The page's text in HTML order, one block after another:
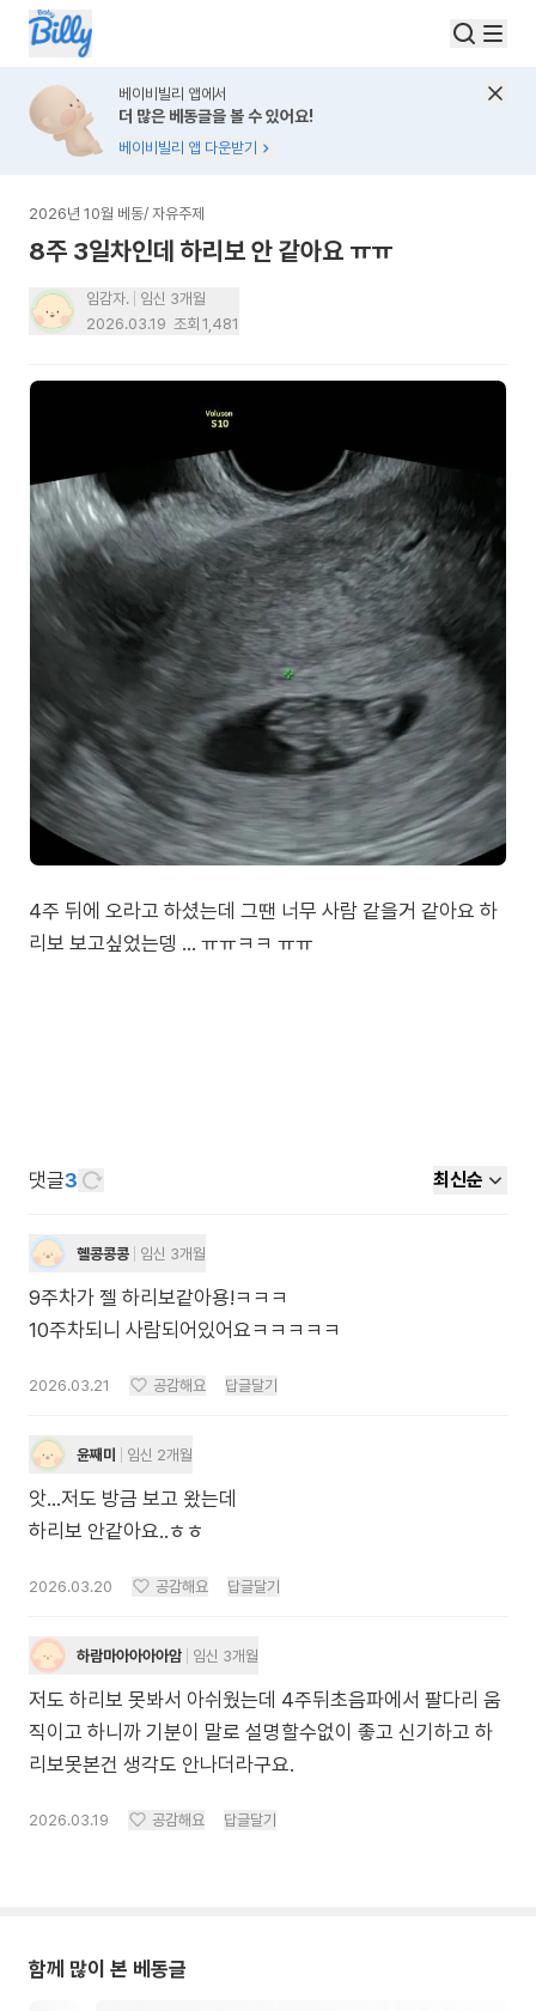
베이비빌리 앱에서
더 많은 베동글을 볼 수 있어요!
베이비빌리 앱 다운받기
2026년 10월 베동/ 자유주제
8주 3일차인데 하리보 안 같아요 ㅠㅠ
임감자.
임신 3개월
2026.03.19 조회 1,481
4주 뒤에 오라고 하셨는데 그땐 너무 사람 같을거 같아요 하
리보 보고싶었는뎅 ... ㅠㅠㅋㅋ ㅠㅠ
댓글3 최신순
혤콩콩콩 임신 3개월
9주차가 젤 하리보같아용!ㅋㅋㅋ
10주차되니 사람되어있어요ㅋㅋㅋㅋㅋ
2026.03.21 공감해요 답글달기
윤째미 임신 2개월
앗...저도 방금 보고 왔는데
하리보 안같아요..ㅎㅎ
2026.03.20 공감해요 답글달기
하람마아아아아암 임신 3개월
저도 하리보 못봐서 아쉬웠는데 4주뒤초음파에서 팔다리 움
직이고 하니까 기분이 말로 설명할수없이 좋고 신기하고 하
리보못본건 생각도 안나더라구요.
2026.03.19 공감해요 답글달기
함께 많이 본 베동글